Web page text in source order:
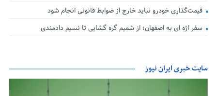
قیمت‌گذاری خودرو نباید خارج از ضوابط قانونی انجام شود
سفر اژه ای به اصفهان؛ از شمیم گره گشایی تا نسیم دادمندی
سایت خبری ایران نیوز